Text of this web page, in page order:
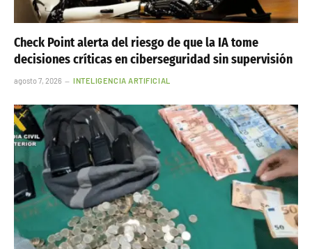
Check Point alerta del riesgo de que la IA tome
decisiones críticas en ciberseguridad sin supervisión
agosto 7, 2026 INTELIGENCIA ARTIFICIAL